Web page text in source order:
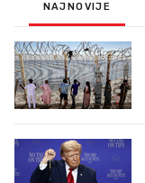
NAJNOVIJE